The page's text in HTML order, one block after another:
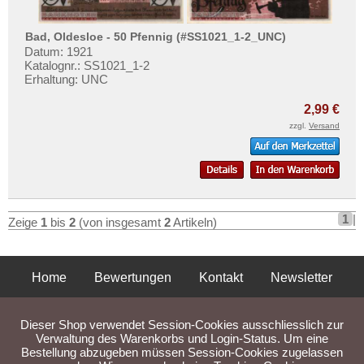
Osterholz
Osterhorn
Osterwieck
Orte mit Q...
Orte mit R...
Orte mit T...
Orte mit U...
Orte mit V...
Orte mit W...
Testbanknoten
Banknotenbriefe
Kataloge
Aufbewahrung
Preislisten
Ankauf
Erhaltungsgrade
FAQ
Bad, Oldesloe - 50 Pfennig (#SS1021_1-2_UNC)
Datum: 1921
Katalognr.: SS1021_1-2
Erhaltung: UNC
2,99 €
zzgl. Versand
Zeige 1 bis 2 (von insgesamt 2Artikeln) 1 |
Home Bewertungen Kontakt
Newsletter
Liefer- und Versandkosten
Dieser Shop verwendet Session-Cookies ausschliesslich zur
Verwaltung des Warenkorbs und Login-Status. Um eine
Bestellung abzugeben müssen Session-Cookies zugelassen